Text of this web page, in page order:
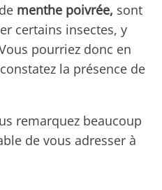
menthe poivrée, sont
certains insectes, y
pourriez donc en
la présence de
remarquez beaucoup
de vous adresser à